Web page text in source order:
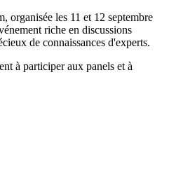
organisée les 11 et 12 septembre
riche en discussions
de connaissances d'experts.
à participer aux panels et à